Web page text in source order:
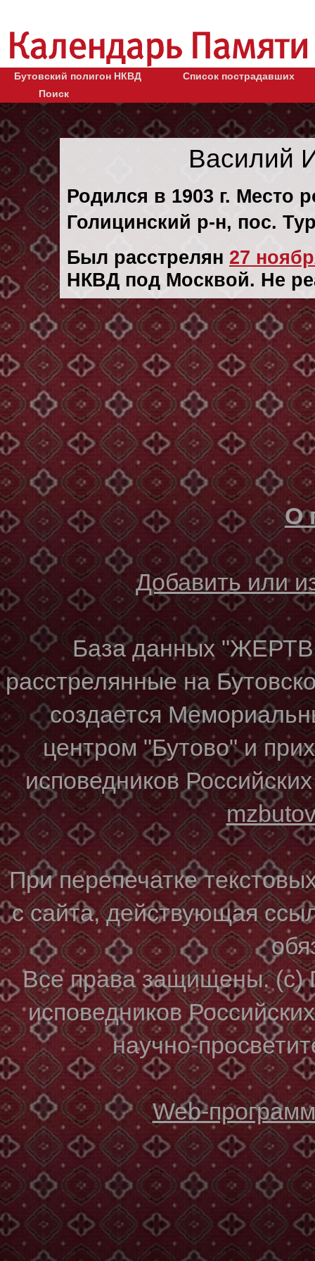
Бутовский полигон НКВД
Список пострадавших
Поиск
Василий
Родился в 1903 г. Место
Голицинский р-н, пос.
Был расстрелян 27
НКВД под Москвой. Не
О
Добавить или
База данных
расстрелянные на
создается
центром "Бутово" и
исповедников
При перепечатке
с сайта, действующая
Все права защищены. (с)
исповедников
научно-
Web-